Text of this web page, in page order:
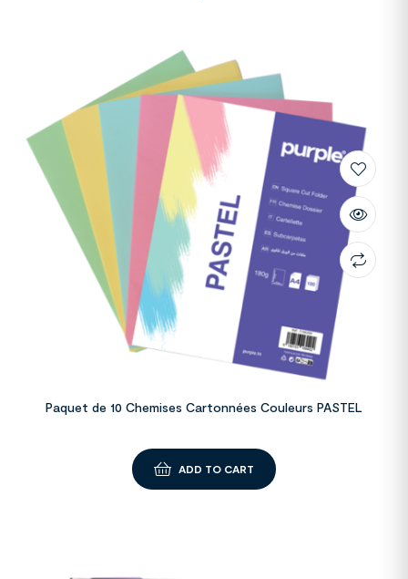
Paquet de 10 Chemises Cartonnées Couleurs PASTEL
ADD TO CART